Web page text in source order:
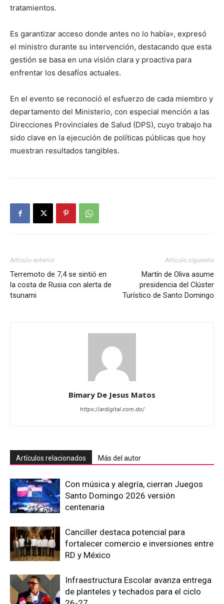
tratamientos.
Es garantizar acceso donde antes no lo había», expresó
el ministro durante su intervención, destacando que esta
gestión se basa en una visión clara y proactiva para
enfrentar los desafíos actuales.
En el evento se reconoció el esfuerzo de cada miembro y
departamento del Ministerio, con especial mención a las
Direcciones Provinciales de Salud (DPS), cuyo trabajo ha
sido clave en la ejecución de políticas públicas que hoy
muestran resultados tangibles.
Artículo anterior
Terremoto de 7,4 se sintió en
la costa de Rusia con alerta de
tsunami
Artículo siguiente
Martín de Oliva asume
presidencia del Clúster
Turístico de Santo Domingo
Bimary De Jesus Matos
https://ardigital.com.do/
Artículos relacionados Más del autor
Con música y alegría, cierran Juegos
Santo Domingo 2026 versión
centenaria
Canciller destaca potencial para
fortalecer comercio e inversiones entre
RD y México
Infraestructura Escolar avanza entrega
de planteles y techados para el ciclo